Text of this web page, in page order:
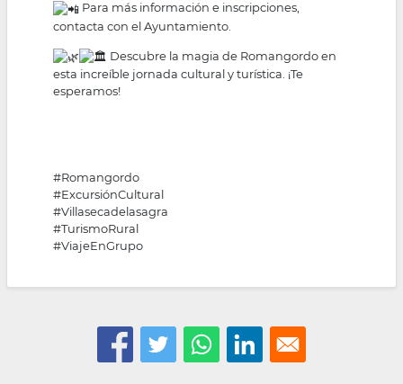
Para más información e inscripciones,
contacta con el Ayuntamiento.
Descubre la magia de Romangordo en
esta increíble jornada cultural y turística. ¡Te
esperamos!
#Romangordo
#ExcursiónCultural
#Villasecadelasagra
#TurismoRural
#ViajeEnGrupo